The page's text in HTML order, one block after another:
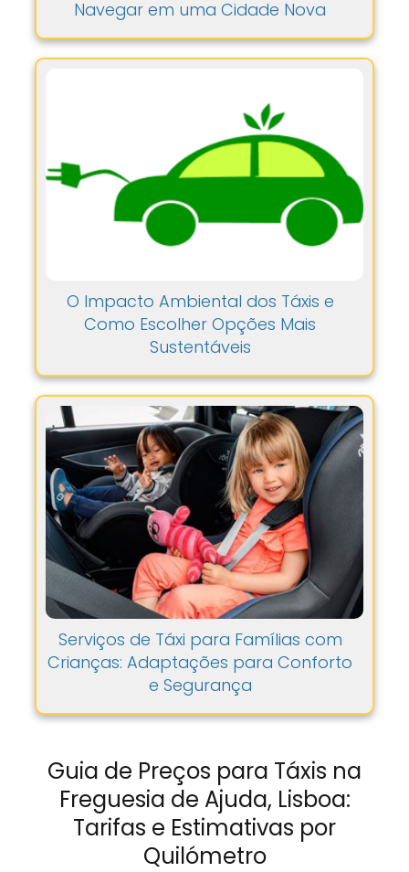
Navegar em uma Cidade Nova
O Impacto Ambiental dos Táxis e
Como Escolher Opções Mais
Sustentáveis
Serviços de Táxi para Famílias com
Crianças: Adaptações para Conforto
e Segurança
Guia de Preços para Táxis na
Freguesia de Ajuda, Lisboa:
Tarifas e Estimativas por
Quilómetro